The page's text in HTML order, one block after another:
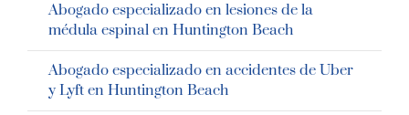
Abogado especializado en lesiones de la
médula espinal en Huntington Beach
Abogado especializado en accidentes de Uber
y Lyft en Huntington Beach